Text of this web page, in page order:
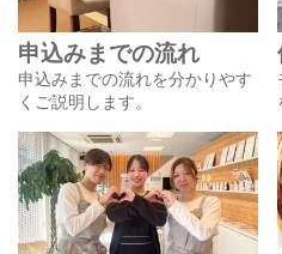
申込みまでの流れ
申込みまでの流れを分かりやす
くご説明します。